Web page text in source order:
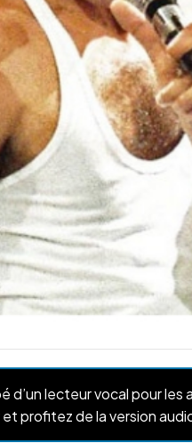
d’un lecteur vocal pour
profitez de la version